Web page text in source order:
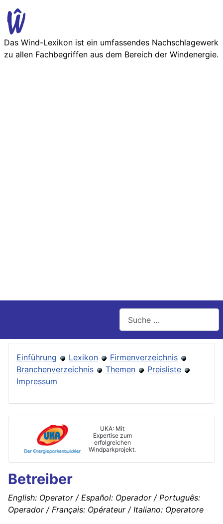
Das Wind-Lexikon ist ein umfassendes Nachschlage­werk
zu allen Fachbegriffen aus dem Bereich der Wind­energie.
Einführung Lexikon
Firmenverzeichnis
Branchenverzeichnis
Themen
Preisliste
Impressum
UKA: Mit
Expertise zum
erfolgreichen
Windparkprojekt.
Betreiber
English: Operator / Español: Operador / Português:
Operador / Français: Opérateur / Italiano: Operatore